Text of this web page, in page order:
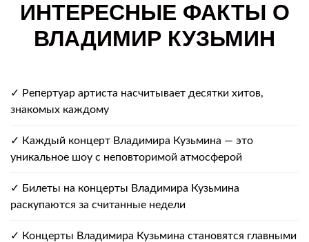
ИНТЕРЕСНЫЕ ФАКТЫ О
ВЛАДИМИР КУЗЬМИН
✓ Репертуар артиста насчитывает десятки хитов,
знакомых каждому
✓ Каждый концерт Владимира Кузьмина — это
уникальное шоу с неповторимой атмосферой
✓ Билеты на концерты Владимира Кузьмина
раскупаются за считанные недели
✓ Концерты Владимира Кузьмина становятся главными